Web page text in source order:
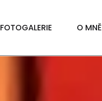
FOTOGALERIE O MNĚ